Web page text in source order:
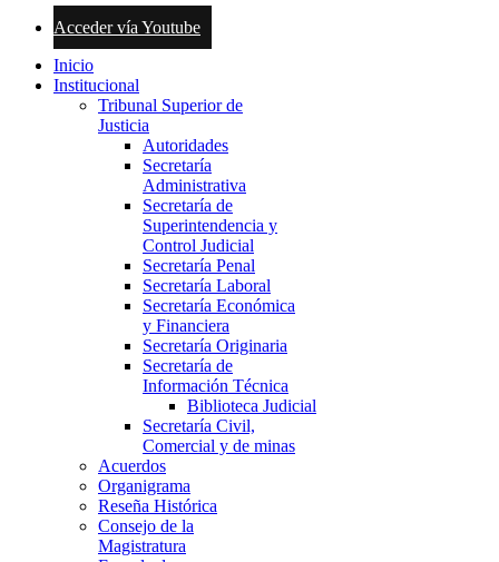
Acceder vía Youtube
Inicio
Institucional
Tribunal Superior de
Justicia
Autoridades
Secretaría
Administrativa
Secretaría de
Superintendencia y
Control Judicial
Secretaría Penal
Secretaría Laboral
Secretaría Económica
y Financiera
Secretaría Originaria
Secretaría de
Información Técnica
Biblioteca Judicial
Secretaría Civil,
Comercial y de minas
Acuerdos
Organigrama
Reseña Histórica
Consejo de la
Magistratura